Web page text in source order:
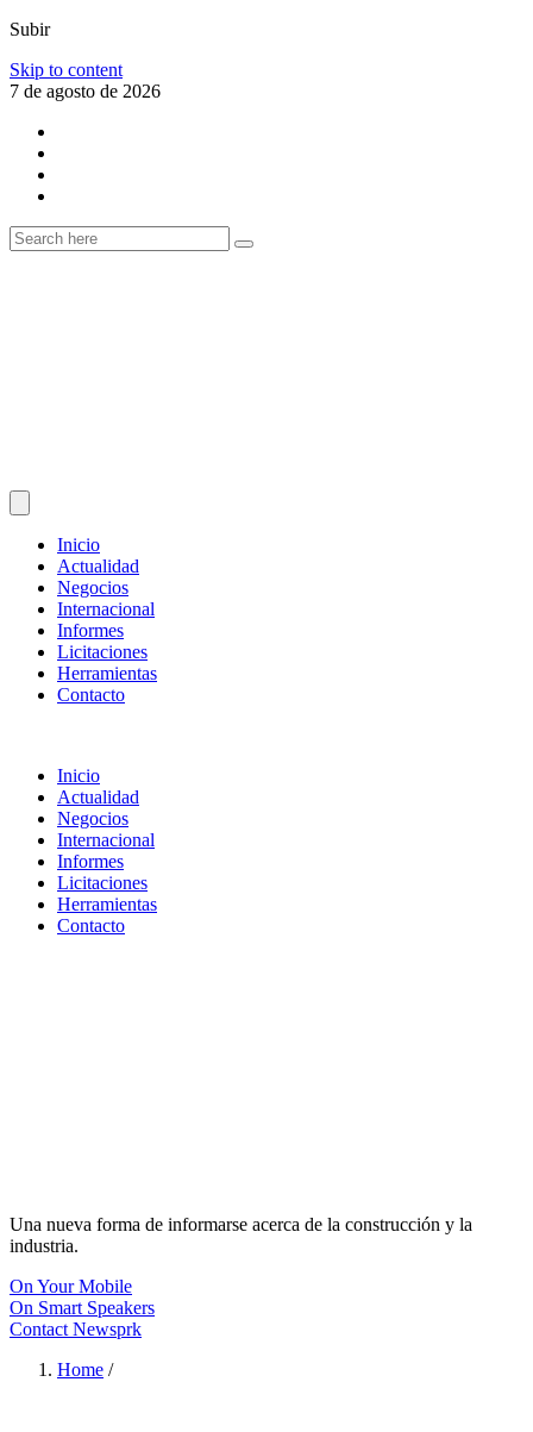
Subir
Skip to content
7 de agosto de 2026
Inicio
Actualidad
Negocios
Internacional
Informes
Licitaciones
Herramientas
Contacto
Inicio
Actualidad
Negocios
Internacional
Informes
Licitaciones
Herramientas
Contacto
Una nueva forma de informarse acerca de la construcción y la
industria.
On Your Mobile
On Smart Speakers
Contact Newsprk
Home /